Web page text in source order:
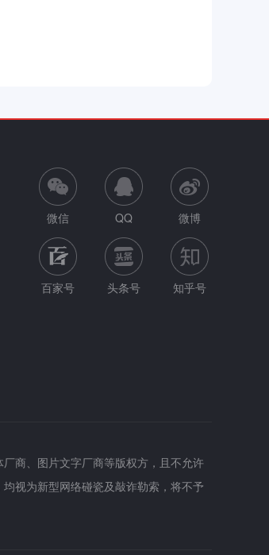
微信 QQ 微博
百家号 头条号 知乎号
商、图片文字厂商等版权方，且不允许
视为新型网络碰瓷及敲诈勒索，将不予